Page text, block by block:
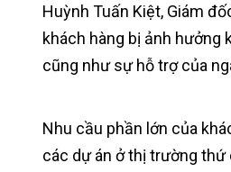
Huỳnh Tuấn Kiệt, Giám
khách hàng bị ảnh hưởng
cũng như sự hỗ trợ của
Nhu cầu phần lớn của
các dự án ở thị trường thứ